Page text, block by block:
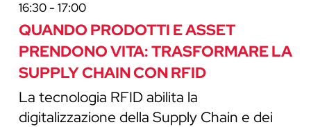
16:30 - 17:00
QUANDO PRODOTTI E ASSET
PRENDONO VITA: TRASFORMARE LA
SUPPLY CHAIN CON RFID
La tecnologia RFID abilita la
digitalizzazione della Supply Chain e dei